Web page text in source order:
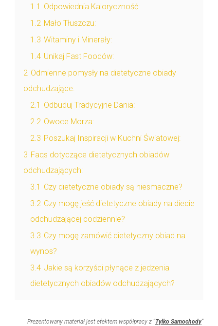
1.1 Odpowiednia Kaloryczność:
1.2 Mało Tłuszczu:
1.3 Witaminy i Minerały:
1.4 Unikaj Fast Foodów:
2 Odmienne pomysły na dietetyczne obiady
odchudzające:
2.1 Odbuduj Tradycyjne Dania:
2.2 Owoce Morza:
2.3 Poszukaj Inspiracji w Kuchni Światowej:
3 Faqs dotyczące dietetycznych obiadów
odchudzających:
3.1 Czy dietetyczne obiady są niesmaczne?
3.2 Czy mogę jeść dietetyczne obiady na diecie
odchudzającej codziennie?
3.3 Czy mogę zamówić dietetyczny obiad na
wynos?
3.4 Jakie są korzyści płynące z jedzenia
dietetycznych obiadów odchudzających?
Prezentowany materiał jest efektem współpracy z "Tylko Samochody"